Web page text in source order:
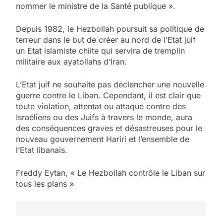
nommer le ministre de la Santé publique ».
Depuis 1982, le Hezbollah poursuit sa politique de
terreur dans le but de créer au nord de l’Etat juif
un Etat islamiste chiite qui servira de tremplin
militaire aux ayatollahs d’Iran.
L’Etat juif ne souhaite pas déclencher une nouvelle
guerre contre le Liban. Cependant, il est clair que
toute violation, attentat ou attaque contre des
Israéliens ou des Juifs à travers le monde, aura
des conséquences graves et désastreuses pour le
nouveau gouvernement Hariri et l’ensemble de
l’Etat libanais.
Freddy Eytan, « Le Hezbollah contrôle le Liban sur
tous les plans »